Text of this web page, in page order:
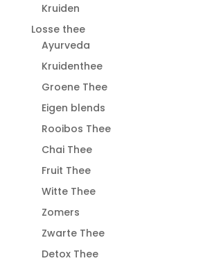
Kruiden
Losse thee
Ayurveda
Kruidenthee
Groene Thee
Eigen blends
Rooibos Thee
Chai Thee
Fruit Thee
Witte Thee
Zomers
Zwarte Thee
Detox Thee